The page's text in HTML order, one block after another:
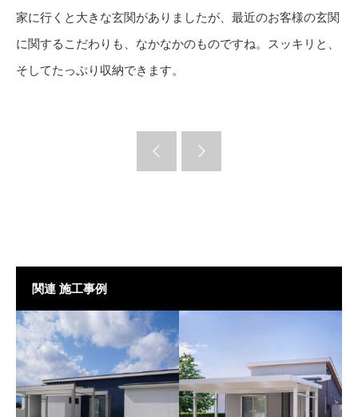
家に行くと大きな玄関がありましたが、最近のお客様の玄関
に関するこだわりも、なかなかのものですね。スッキリと、
そしてたっぷり収納できます。
関連 施工事例